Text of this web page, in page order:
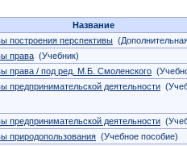
Название
построения перспективы
права (Учебник)
права / под ред. М.Б. Смоленского
предпринимательской деятельности
предпринимательской деятельности
природопользования (Учебное пособие)